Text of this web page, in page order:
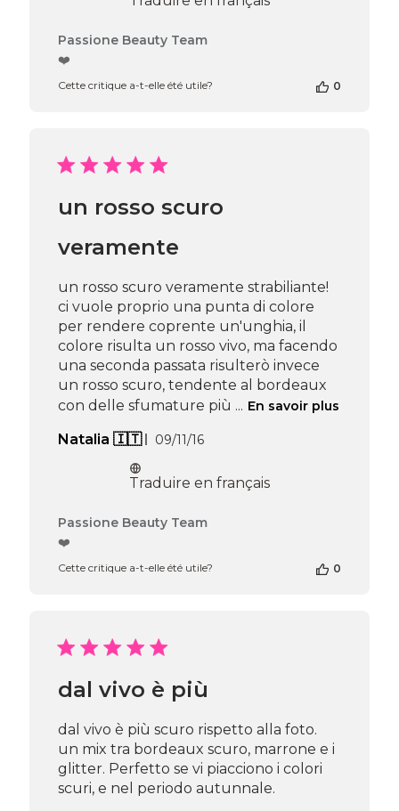
Commentaires
de
Beauty
16
2026
Passione Beauty Team
❤️
Cette critique a-t-elle été utile? 0
un rosso scuro
veramente
un rosso scuro veramente strabiliante!
ci vuole proprio una punta di colore
per rendere coprente un'unghia, il
colore risulta un rosso vivo, ma facendo
una seconda passata risulterò invece
un rosso scuro, tendente al bordeaux
con delle sfumature più ... En savoir plus
Natalia 🇮🇹
Date
publication
09/11/16
Traduire en français
Commentaires
de
Beauty
du
Thu
Apr
16
2026
Passione Beauty Team
❤️
Cette critique a-t-elle été utile? 0
dal vivo è più
dal vivo è più scuro rispetto alla foto.
un mix tra bordeaux scuro, marrone e i
glitter. Perfetto se vi piacciono i colori
scuri, e nel periodo autunnale.